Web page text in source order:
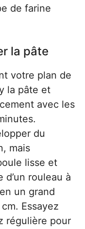
de farine
la pâte
votre plan de
la pâte et
avec les
du
mais
lisse et
d’un rouleau à
un grand
Essayez
régulière pour